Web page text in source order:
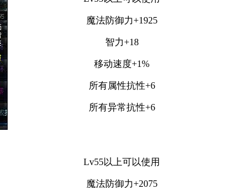
魔法防御力+1925
智力+18
移动速度+1%
所有属性抗性+6
所有异常抗性+6
Lv55以上可以使用
魔法防御力+2075